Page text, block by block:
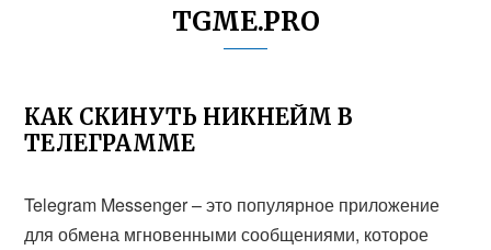
TGME.PRO
КАК СКИНУТЬ НИКНЕЙМ В
ТЕЛЕГРАММЕ
Telegram Messenger – это популярное приложение
для обмена мгновенными сообщениями, которое